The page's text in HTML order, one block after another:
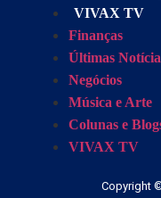
VIVAX TV
Finanças
Últimas
Negócios
Música e Arte
Colunas e
VIVAX TV
Copyright ©